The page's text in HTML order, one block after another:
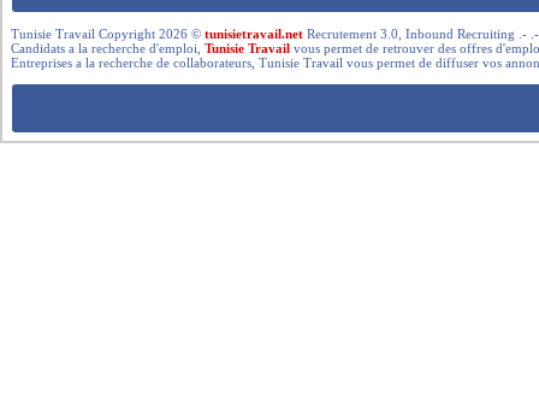
Tunisie Travail Copyright 2026 ©tunisietravail.net Recrutement 3.0, Inbound Recruiting .-
Candidats a la recherche d'emploi,Tunisie Travail vous permet de retrouver des offres
Entreprises a la recherche de collaborateurs, Tunisie Travail vous permet de diffuser vos